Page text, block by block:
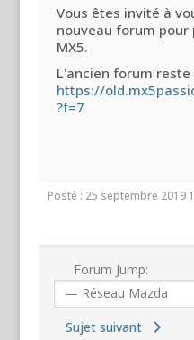
Vous êtes invité à
nouveau forum pour
MX5.
L'ancien forum
https://
?f=7
Posté : 25 septembre 2019
Forum Jump:
Sujet suivant